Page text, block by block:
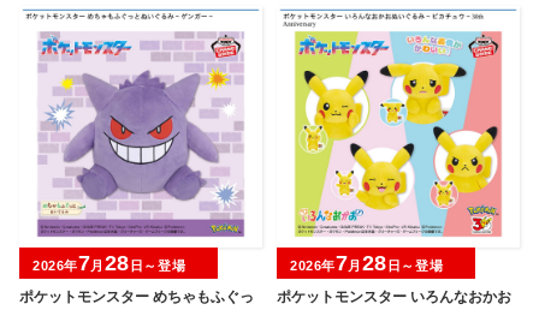
ポケットモンスター めちゃもふぐっ
2026年7月 28 日～登場
ポケットモンスター いろんなおかお
2026年7月 28 日～登場